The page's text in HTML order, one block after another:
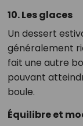
10. Les glaces
Un dessert
généralement
fait une autre
pouvant
boule.
Équilibre et